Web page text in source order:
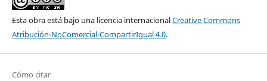
Esta obra está bajo una licencia internacionalCreative Commons
Atribución-NoComercial-CompartirIgual 4.0.
Cómo citar